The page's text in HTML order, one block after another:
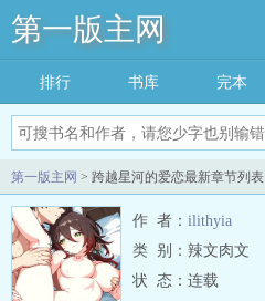
第一版主网
排行 书库 完本
第一版主网 > 跨越星河的爱恋最新章节列表
作 者： ilithyia
类 别：辣文肉文
状 态：连载